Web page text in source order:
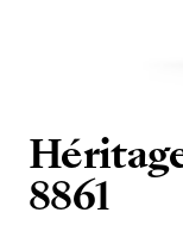
8861